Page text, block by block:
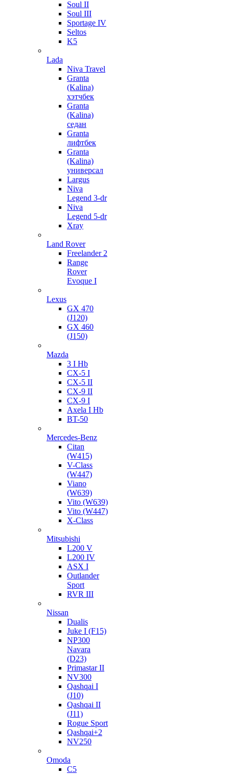
Soul II
Soul III
Sportage IV
Seltos
K5
Lada
Niva Travel
Granta
(Kalina)
хэтчбек
Granta
(Kalina)
седан
Granta
лифтбек
Granta
(Kalina)
универсал
Largus
Niva
Legend 3-dr
Niva
Legend 5-dr
Xray
Land Rover
Freelander 2
Range
Rover
Evoque I
Lexus
GX 470
(J120)
GX 460
(J150)
Mazda
3 I Hb
CX-5 I
CX-5 II
CX-9 II
CX-9 I
Axela I Hb
BT-50
Mercedes-Benz
Citan
(W415)
V-Class
(W447)
Viano
(W639)
Vito (W639)
Vito (W447)
X-Class
Mitsubishi
L200 V
L200 IV
ASX I
Outlander
Sport
RVR III
Nissan
Dualis
Juke I (F15)
NP300
Navara
(D23)
Primastar II
NV300
Qashqai I
(J10)
Qashqai II
(J11)
Rogue Sport
Qashqai+2
NV250
Omoda
C5